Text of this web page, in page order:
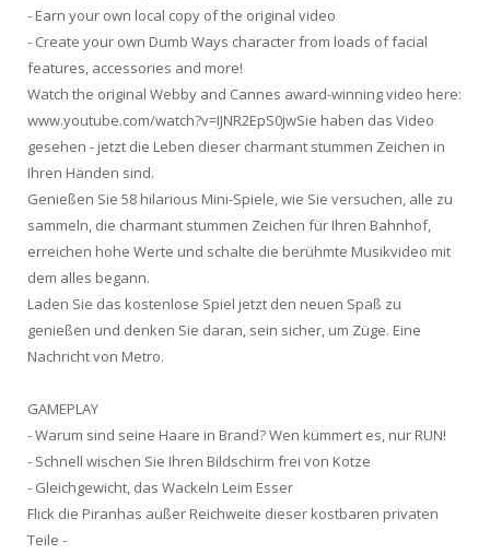
- Earn your own local copy of the original video
- Create your own Dumb Ways character from loads of facial
features, accessories and more!
Watch the original Webby and Cannes award-winning video here:
www.youtube.com/watch?v=IJNR2EpS0jwSie haben das Video
gesehen - jetzt die Leben dieser charmant stummen Zeichen in
Ihren Händen sind.
Genießen Sie 58 hilarious Mini-Spiele, wie Sie versuchen, alle zu
sammeln, die charmant stummen Zeichen für Ihren Bahnhof,
erreichen hohe Werte und schalte die berühmte Musikvideo mit
dem alles begann.
Laden Sie das kostenlose Spiel jetzt den neuen Spaß zu
genießen und denken Sie daran, sein sicher, um Züge. Eine
Nachricht von Metro.
GAMEPLAY
- Warum sind seine Haare in Brand? Wen kümmert es, nur RUN!
- Schnell wischen Sie Ihren Bildschirm frei von Kotze
- Gleichgewicht, das Wackeln Leim Esser
Flick die Piranhas außer Reichweite dieser kostbaren privaten
Teile -